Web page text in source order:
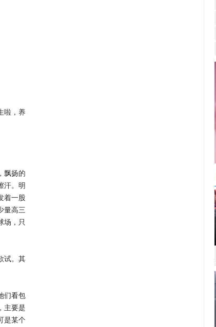
啦，养
飘扬的
汗。明
着一股
量高三
场，只
试。其
们看包
主要是
是某个